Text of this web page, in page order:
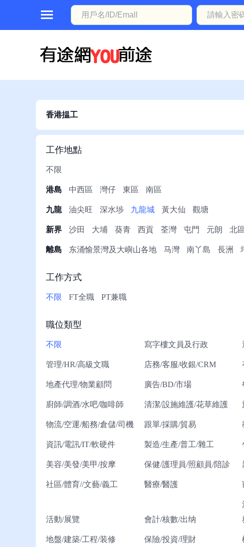
本
香港揾工
工作地點
不限
港島 中西區 灣仔 東區 南區
九龍 油尖旺 深水埗 九龍城 黃大仙 觀塘
新界 沙田 大埔 葵青 西貢 荃灣 屯門 元朗 北
離島 东涌愉景灣及大嶼山各地 马灣 南丫島 長洲
工作方式
不限 FT全職 PT兼職
職位類型
不限 寫字樓文員及行政
管理/HR/高級文職 店務/客服/收銀/CRM
地產代理/物業顧問 廣告/BD/市場
廚師/調酒/水吧/咖啡師 清潔/設施維護/花草維護
物流/空運/船務/倉儲/司機 跟單/採購/貿易
資訊/電訊/IT/軟硬件 製造/生產/普工/雜工
美容/美發/美甲/按摩 保健/護理員/照顧員/陪診
社區/體育//文藝/義工 醫療/醫護
活動/展覽 會計/核數/出纳
地盤/建築/工程/装修 保險/投資/理財